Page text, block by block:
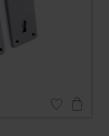
Lägg till i